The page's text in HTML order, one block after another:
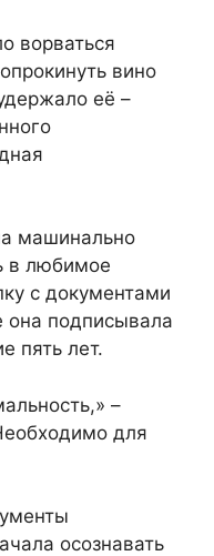
ворваться
вино
её –
машинально
в любимое
с документами
она подписывала
пять лет.
–
для
осознавать